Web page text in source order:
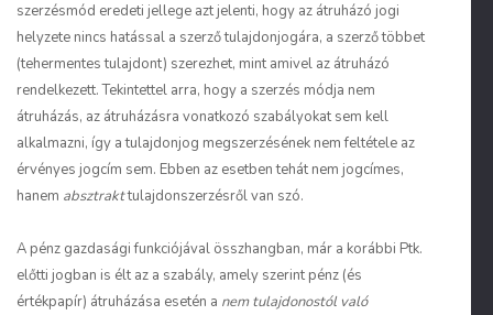
szerzésmód eredeti jellege azt jelenti, hogy az átruházó jogi
helyzete nincs hatással a szerző tulajdonjogára, a szerző többet
(tehermentes tulajdont) szerezhet, mint amivel az átruházó
rendelkezett. Tekintettel arra, hogy a szerzés módja nem
átruházás, az átruházásra vonatkozó szabályokat sem kell
alkalmazni, így a tulajdonjog megszerzésének nem feltétele az
érvényes jogcím sem. Ebben az esetben tehát nem jogcímes,
hanem absztrakttulajdonszerzésről van szó.
A pénz gazdasági funkciójával összhangban, már a korábbi Ptk.
előtti jogban is élt az a szabály, amely szerint pénz (és
értékpapír) átruházása esetén a nem tulajdonostól való